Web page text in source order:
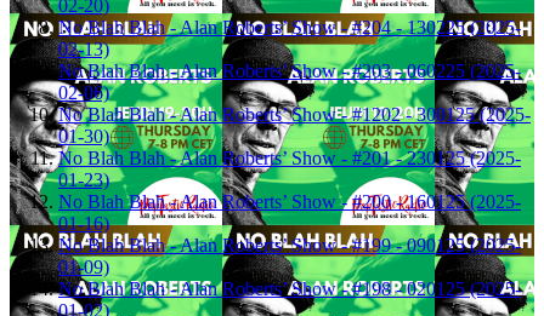
02-20)
No Blah Blah - Alan Roberts’ Show - #204 - 130225 (2025-
02-13)
No Blah Blah - Alan Roberts’ Show - #203 - 060225 (2025-
02-06)
No Blah Blah - Alan Roberts’ Show - #1202 - 300125 (2025-
01-30)
No Blah Blah - Alan Roberts’ Show - #201 - 230125 (2025-
01-23)
No Blah Blah - Alan Roberts’ Show - #200 - 160125 (2025-
01-16)
No Blah Blah - Alan Roberts’ Show - #199 - 090125 (2025-
01-09)
No Blah Blah - Alan Roberts’ Show - #198 - 020125 (2025-
01-02)